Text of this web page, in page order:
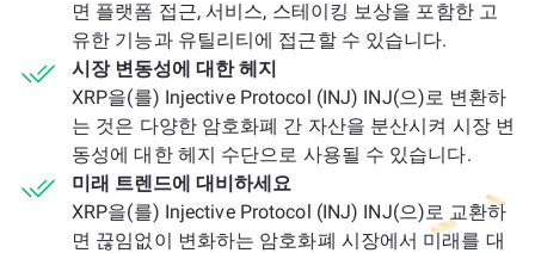
면 플랫폼 접근, 서비스, 스테이킹 보상을 포함한 고
유한 기능과 유틸리티에 접근할 수 있습니다.
시장 변동성에 대한 헤지
XRP을(를) Injective Protocol (INJ) INJ(으)로 변환하
는 것은 다양한 암호화폐 간 자산을 분산시켜 시장 변
동성에 대한 헤지 수단으로 사용될 수 있습니다.
미래 트렌드에 대비하세요
XRP을(를) Injective Protocol (INJ) INJ(으)로 교환하
면 끊임없이 변화하는 암호화폐 시장에서 미래를 대